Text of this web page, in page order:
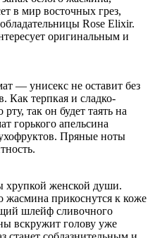
в мир восточных грез,
Rose Elixir.
оригинальным и
— унисекс не оставит без
Как терпкая и сладко-
так он будет таять на
горького апельсина
Пряные ноты
хрупкой женской души.
жасмина прикоснутся к коже
шлейф сливочного
вскружит голову уже